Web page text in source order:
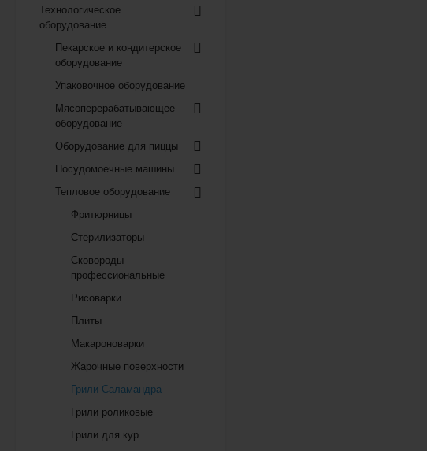
Технологическое
оборудование
Пекарское и кондитерское
оборудование
Упаковочное оборудование
Мясоперерабатывающее
оборудование
Оборудование для пиццы
Посудомоечные машины
Тепловое оборудование
Фритюрницы
Стерилизаторы
Сковороды
профессиональные
Рисоварки
Плиты
Макароноварки
Жарочные поверхности
Грили Саламандра
Грили роликовые
Грили для кур